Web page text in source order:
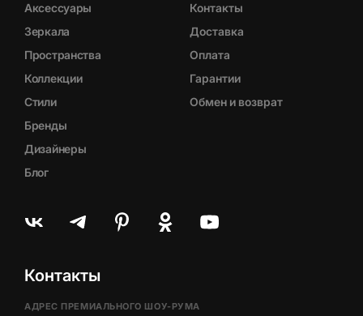
Аксессуары
Зеркала
Пространства
Коллекции
Стили
Бренды
Дизайнеры
Блог
Контакты
Доставка
Оплата
Гарантии
Обмен и возврат
Контакты
АДРЕС ПРЕМИАЛЬНОГО ШОУ-РУМА